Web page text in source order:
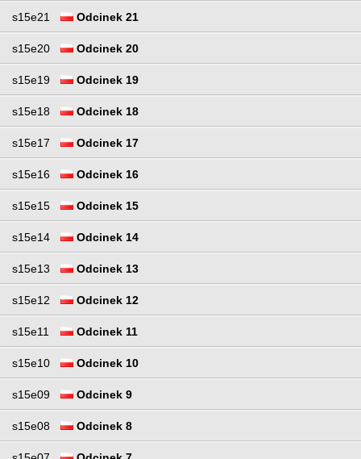
s15e21 Odcinek 21
s15e20 Odcinek 20
s15e19 Odcinek 19
s15e18 Odcinek 18
s15e17 Odcinek 17
s15e16 Odcinek 16
s15e15 Odcinek 15
s15e14 Odcinek 14
s15e13 Odcinek 13
s15e12 Odcinek 12
s15e11 Odcinek 11
s15e10 Odcinek 10
s15e09 Odcinek 9
s15e08 Odcinek 8